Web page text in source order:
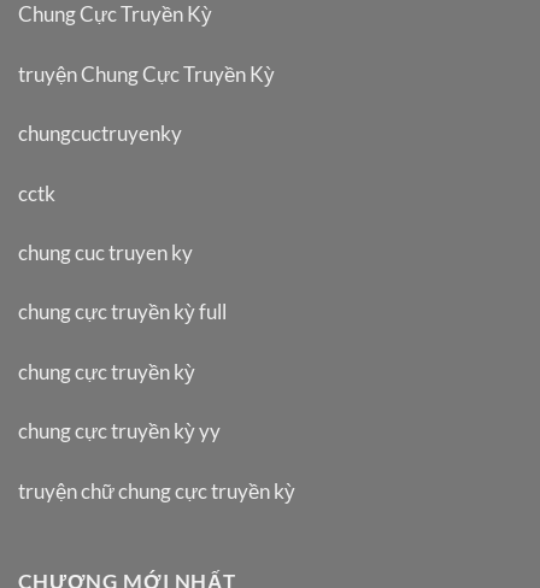
Chung Cực Truyền Kỳ
truyện Chung Cực Truyền Kỳ
chungcuctruyenky
cctk
chung cuc truyen ky
chung cực truyền kỳ full
chung cực truyền kỳ
chung cực truyền kỳ yy
truyện chữ chung cực truyền kỳ
CHƯƠNG MỚI NHẤT